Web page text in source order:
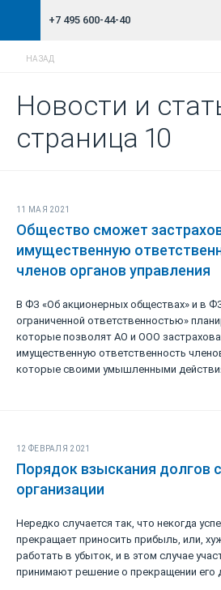
+7 495 600-44-40
НАЗАД
Новости и
страница 10
11 МАЯ 2021
Общество сможет
имущественную
членов органов управления
В ФЗ «Об акционерных обществах» и в
ограниченной ответственностью»
которые позволят АО и ООО
имущественную ответственность
которые своими умышленными
12 ФЕВРАЛЯ 2021
Порядок взыскания долгов
организации
Нередко случается так, что некогда
прекращает приносить прибыль, или,
работать в убыток, и в этом случае
принимают решение о прекращении его